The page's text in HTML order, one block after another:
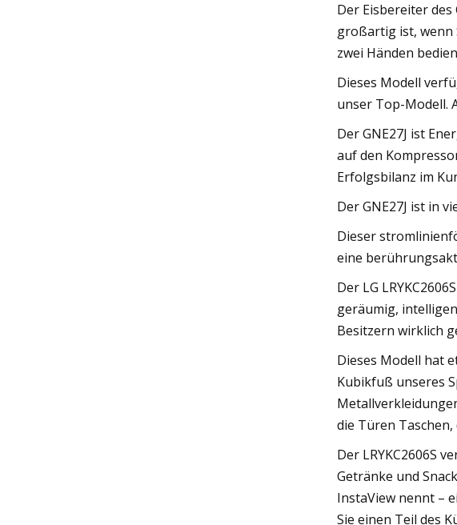
Der Eisbereiter
großartig ist, wenn
zwei Händen
Dieses Modell
unser Top-Modell.
Der GNE27J ist
auf den
Erfolgsbilanz im
Der GNE27J ist in
Dieser
eine
Der LG
geräumig,
Besitzern wirklich
Dieses Modell hat
Kubikfuß unseres
die Türen
Der LRYKC2606S
Getränke und
InstaView nennt –
Sie einen Teil des